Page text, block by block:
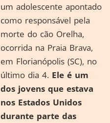
um adolescente apontado
como responsável pela
morte do cão Orelha,
ocorrida na Praia Brava,
em Florianópolis (SC), no
último dia 4. Ele é um
dos jovens que estava
nos Estados Unidos
durante parte das